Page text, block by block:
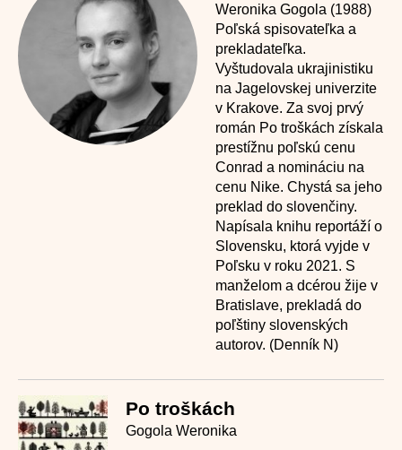
Weronika Gogola (1988)
Poľská spisovateľka a
prekladateľka.
Vyštudovala ukrajinistiku
na Jagelovskej univerzite
v Krakove. Za svoj prvý
román Po troškách získala
prestížnu poľskú cenu
Conrad a nomináciu na
cenu Nike. Chystá sa jeho
preklad do slovenčiny.
Napísala knihu reportáží o
Slovensku, ktorá vyjde v
Poľsku v roku 2021. S
manželom a dcérou žije v
Bratislave, prekladá do
poľštiny slovenských
autorov. (Denník N)
Po troškách
Gogola Weronika